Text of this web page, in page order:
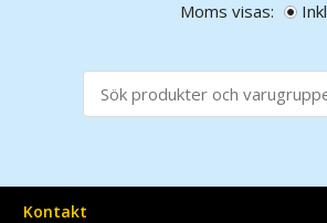
Moms visas: Inkl
Kontakt